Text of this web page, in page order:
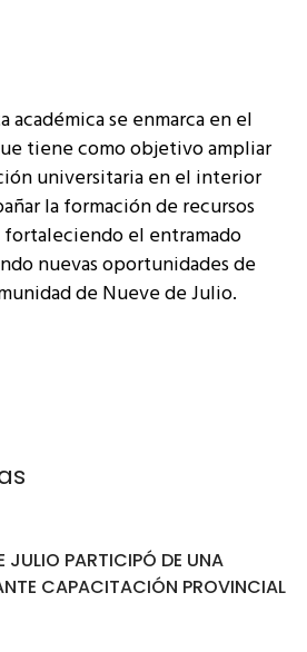
académica se enmarca en el
tiene como objetivo ampliar
universitaria en el interior
la formación de recursos
fortaleciendo el entramado
nuevas oportunidades de
de Nueve de Julio.
JULIO PARTICIPÓ DE UNA
CAPACITACIÓN PROVINCIAL